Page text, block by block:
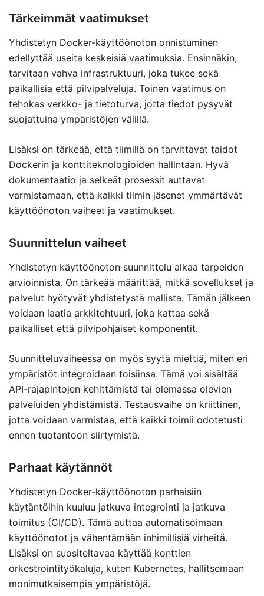
Tärkeimmät vaatimukset
Yhdistetyn Docker-käyttöönoton onnistuminen
edellyttää useita keskeisiä vaatimuksia. Ensinnäkin,
tarvitaan vahva infrastruktuuri, joka tukee sekä
paikallisia että pilvipalveluja. Toinen vaatimus on
tehokas verkko- ja tietoturva, jotta tiedot pysyvät
suojattuina ympäristöjen välillä.
Lisäksi on tärkeää, että tiimillä on tarvittavat taidot
Dockerin ja konttiteknologioiden hallintaan. Hyvä
dokumentaatio ja selkeät prosessit auttavat
varmistamaan, että kaikki tiimin jäsenet ymmärtävät
käyttöönoton vaiheet ja vaatimukset.
Suunnittelun vaiheet
Yhdistetyn käyttöönoton suunnittelu alkaa tarpeiden
arvioinnista. On tärkeää määrittää, mitkä sovellukset ja
palvelut hyötyvät yhdistetystä mallista. Tämän jälkeen
voidaan laatia arkkitehtuuri, joka kattaa sekä
paikalliset että pilvipohjaiset komponentit.
Suunnitteluvaiheessa on myös syytä miettiä, miten eri
ympäristöt integroidaan toisiinsa. Tämä voi sisältää
API-rajapintojen kehittämistä tai olemassa olevien
palveluiden yhdistämistä. Testausvaihe on kriittinen,
jotta voidaan varmistaa, että kaikki toimii odotetusti
ennen tuotantoon siirtymistä.
Parhaat käytännöt
Yhdistetyn Docker-käyttöönoton parhaisiin
käytäntöihin kuuluu jatkuva integrointi ja jatkuva
toimitus (CI/CD). Tämä auttaa automatisoimaan
käyttöönotot ja vähentämään inhimillisiä virheitä.
Lisäksi on suositeltavaa käyttää konttien
orkestrointityökaluja, kuten Kubernetes, hallitsemaan
monimutkaisempia ympäristöjä.